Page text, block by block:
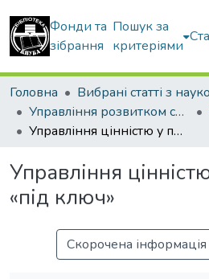
Фонди та
зібрання
Пошук за
критеріями
Головна
Управління розвитком складних систем
Управління цінністю у проектах «під ключ»
Управління
«під ключ»
Скорочена